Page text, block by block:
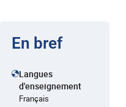
En bref
Langues
d'enseignement
Français